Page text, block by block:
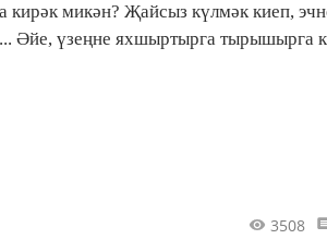
микән? Җайсыз күлмәк киеп,
Әйе, үзеңне яхшыртырга тырышырга
3508